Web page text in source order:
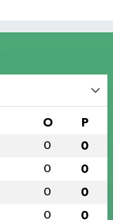
O P
0 0
0 0
0 0
0 0